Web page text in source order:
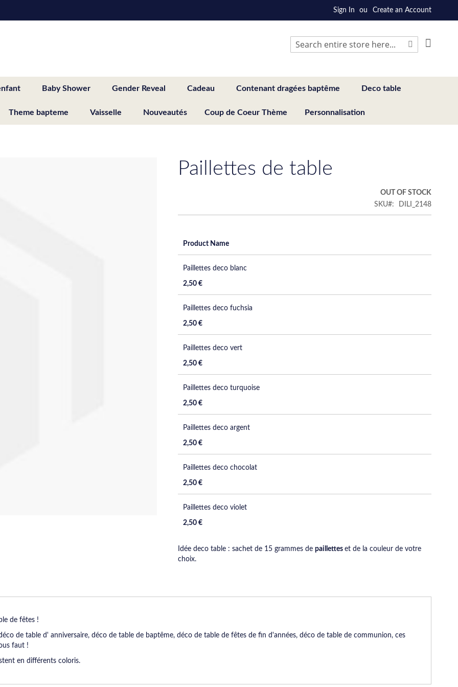
Sign In Create an Account
Search
Baby Shower Gender Reveal Cadeau Contenant dragées baptême Deco table
Theme bapteme Vaisselle Nouveautés Coup de Coeur Thème Personnalisation
Paillettes de table
OUT OF STOCK
SKU
DILI_2148
product
items
Product Name
Paillettes deco blanc
2,50 €
Paillettes deco fuchsia
2,50 €
Paillettes deco vert
2,50 €
Paillettes deco turquoise
2,50 €
Paillettes deco argent
2,50 €
Paillettes deco chocolat
2,50 €
Paillettes deco violet
2,50 €
Idée deco table : sachet de 15 grammes de paillettes et de la couleur de votre
choix.
de fêtes !
de table d' anniversaire, déco de table de baptême, déco de table de fêtes de fin d'années, déco de table de communion, ces
faut !
en différents coloris.